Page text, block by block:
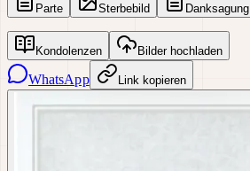
Parte Sterbebild
Danksagung
Kondolenzen Bilder hochladen
WhatsApp Link kopieren